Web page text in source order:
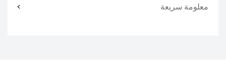
معلومة سريعة